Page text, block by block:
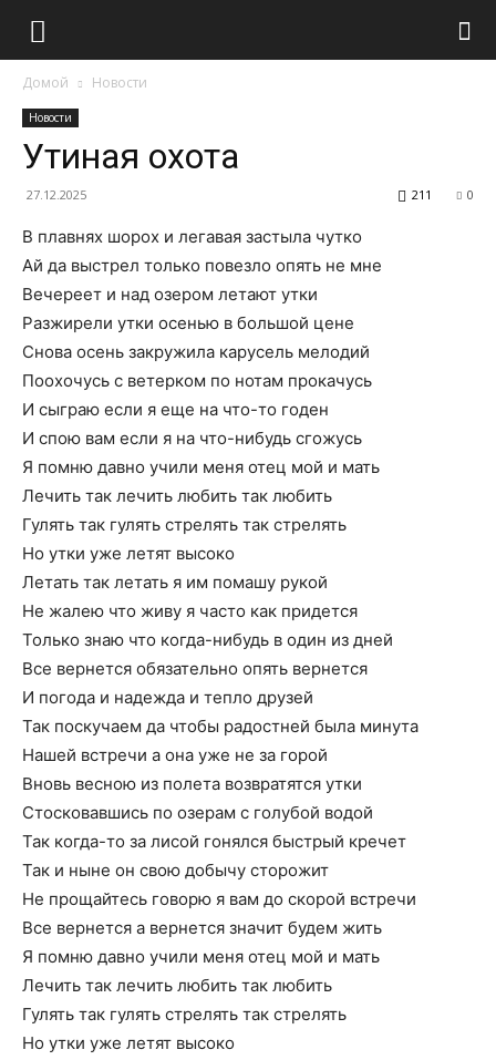
Домой Новости
Новости
Утиная охота
27.12.2025 0
211
В плавнях шорох и легавая застыла чутко
Ай да выстрел только повезло опять не мне
Вечереет и над озером летают утки
Разжирели утки осенью в большой цене
Снова осень закружила карусель мелодий
Поохочусь с ветерком по нотам прокачусь
И сыграю если я еще на что-то годен
И спою вам если я на что-нибудь сгожусь
Я помню давно учили меня отец мой и мать
Лечить так лечить любить так любить
Гулять так гулять стрелять так стрелять
Но утки уже летят высоко
Летать так летать я им помашу рукой
Не жалею что живу я часто как придется
Только знаю что когда-нибудь в один из дней
Все вернется обязательно опять вернется
И погода и надежда и тепло друзей
Так поскучаем да чтобы радостней была минута
Нашей встречи а она уже не за горой
Вновь весною из полета возвратятся утки
Стосковавшись по озерам с голубой водой
Так когда-то за лисой гонялся быстрый кречет
Так и ныне он свою добычу сторожит
Не прощайтесь говорю я вам до скорой встречи
Все вернется а вернется значит будем жить
Я помню давно учили меня отец мой и мать
Лечить так лечить любить так любить
Гулять так гулять стрелять так стрелять
Но утки уже летят высоко